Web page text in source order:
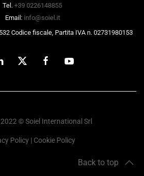
Tel. +39 0226148855
Email: info@soiel.it
Codice fiscale, Partita IVA n. 02731980153
© Soiel International Srl
Policy| Cookie Policy
Back to top